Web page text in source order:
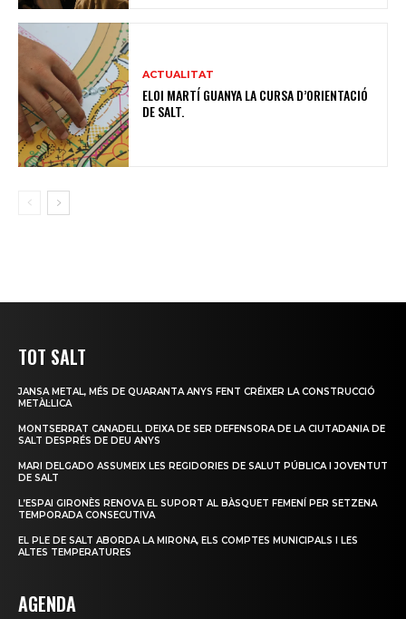
ACTUALITAT
ELOI MARTÍ GUANYA LA CURSA D’ORIENTACIÓ
DE SALT.
TOT SALT
JANSA METAL, MÉS DE QUARANTA ANYS FENT CRÉIXER LA CONSTRUCCIÓ
METÀL·LICA
MONTSERRAT CANADELL DEIXA DE SER DEFENSORA DE LA CIUTADANIA DE
SALT DESPRÉS DE DEU ANYS
MARI DELGADO ASSUMEIX LES REGIDORIES DE SALUT PÚBLICA I JOVENTUT
DE SALT
L’ESPAI GIRONÈS RENOVA EL SUPORT AL BÀSQUET FEMENÍ PER SETZENA
TEMPORADA CONSECUTIVA
EL PLE DE SALT ABORDA LA MIRONA, ELS COMPTES MUNICIPALS I LES
ALTES TEMPERATURES
AGENDA